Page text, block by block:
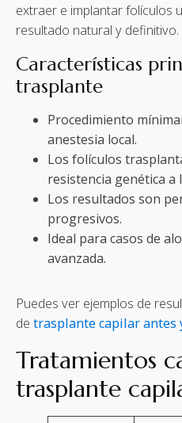
extraer e implantar folículos
resultado natural y definitivo.
Características
trasplante
Procedimiento
anestesia local.
Los folículos
resistencia genética a
Los resultados son
progresivos.
Ideal para casos de
avanzada.
Puedes ver ejemplos de
de trasplante capilar antes
Tratamientos
trasplante